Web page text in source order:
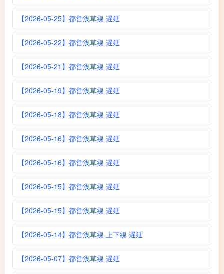
【2026-05-25】都営浅草線 遅延
【2026-05-22】都営浅草線 遅延
【2026-05-21】都営浅草線 遅延
【2026-05-19】都営浅草線 遅延
【2026-05-18】都営浅草線 遅延
【2026-05-16】都営浅草線 遅延
【2026-05-16】都営浅草線 遅延
【2026-05-15】都営浅草線 遅延
【2026-05-15】都営浅草線 遅延
【2026-05-14】都営浅草線 上下線 遅延
【2026-05-07】都営浅草線 遅延